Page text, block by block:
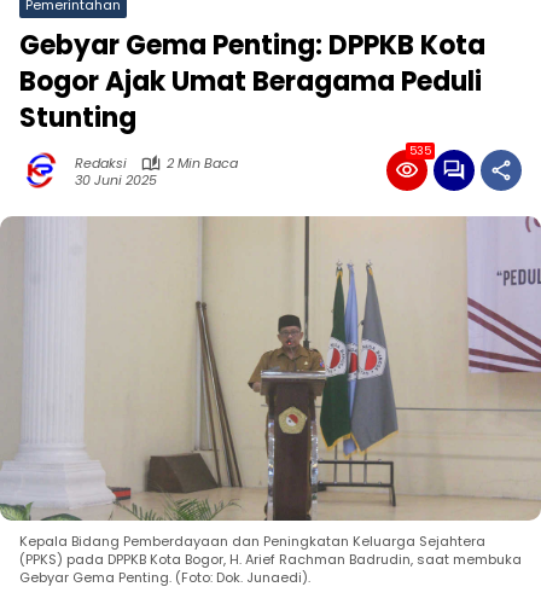
Pemerintahan
Gebyar Gema Penting: DPPKB Kota
Bogor Ajak Umat Beragama Peduli
Stunting
Redaksi
2 Min Baca
30 Juni 2025
535
Kepala Bidang Pemberdayaan dan Peningkatan Keluarga Sejahtera
(PPKS) pada DPPKB Kota Bogor, H. Arief Rachman Badrudin, saat membuka
Gebyar Gema Penting. (Foto: Dok. Junaedi).